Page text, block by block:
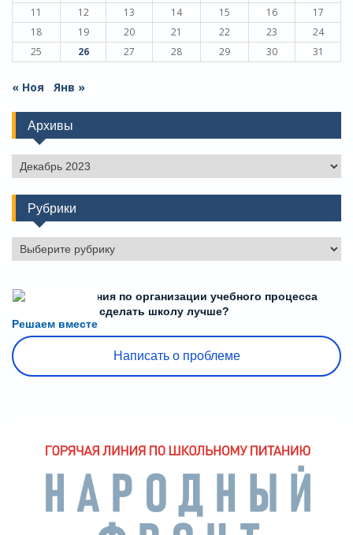
11
12 13 14 15 16
17
18
19 20 21 22 23
24
25
26 27 28 29 30 31
« Ноя Янв »
Архивы
Архивы
Рубрики
Рубрики
Решаем вместе
Есть предложения по организации учебного процесса
или знаете, как сделать школу лучше?
Написать о проблеме